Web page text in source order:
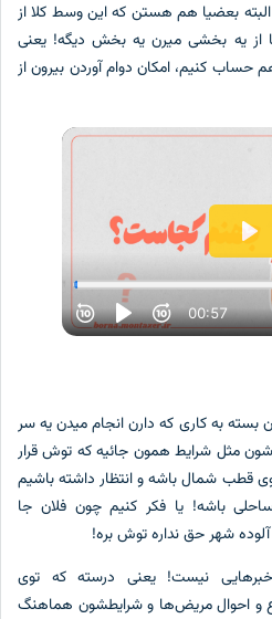
بعضیا هم هستن که این وسط کلا از
بخشی میرن یه بخش دیگه! یعنی
کنیم، امکان دوام آوردن بیرون از
به کاری که دارن انجام میدن یه سر
شرایط همون جائیه که توش قرار
شمال باشه و انتظار داشته باشیم
یا فکر کنیم چون فلان جا
شهر حق نداره توش بره!
نیست! یعنی درسته که توی
احوال مریض‌ها و شرایطشون هماهنگ